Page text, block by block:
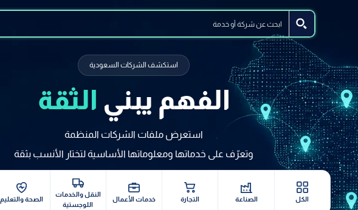
استكشف الشركات السعودية
الفهم يبني الثقة
استعرض ملفات الشركات المنظمة
وتعرّف على خدماتها ومعلوماتها الأساسية لتختار الأنسب بثقة
الكل الصناعة التجارة خدمات الأعمال
النقل والخدمات
اللوجستية
الصحة والتعليم